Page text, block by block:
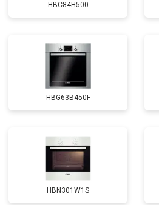
HBC84H500
HBG63B450F
HBN301W1S